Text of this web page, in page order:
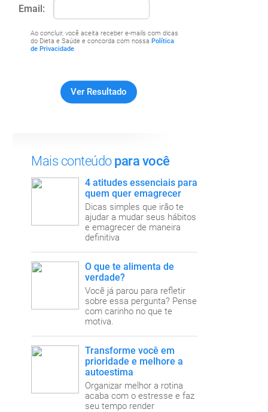
Email:
Ao concluir, você aceita receber e-mails com dicas
do Dieta e Saúde e concorda com nossa Política
de Privacidade.
Mais conteúdo para você
4 atitudes essenciais para
quem quer emagrecer
Dicas simples que irão te
ajudar a mudar seus hábitos
e emagrecer de maneira
definitiva
O que te alimenta de
verdade?
Você já parou para refletir
sobre essa pergunta? Pense
com carinho no que te
motiva.
Transforme você em
prioridade e melhore a
autoestima
Organizar melhor a rotina
acaba com o estresse e faz
seu tempo render